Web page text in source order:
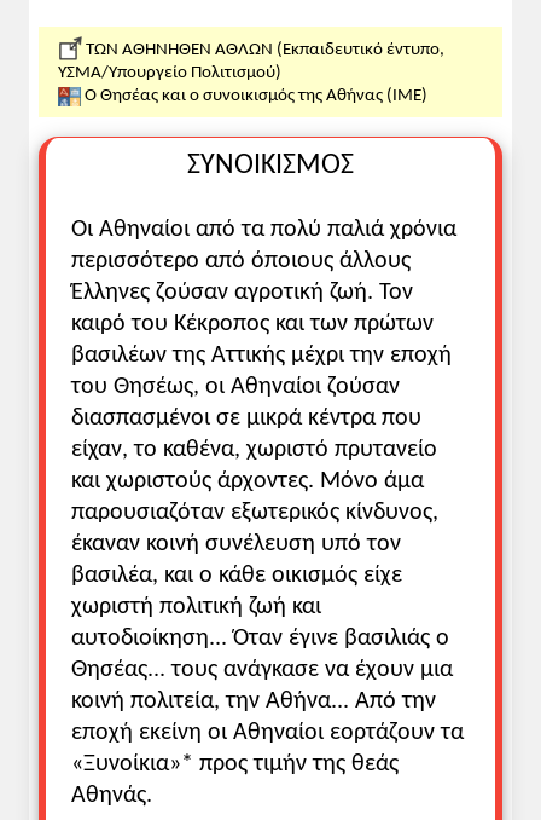
περισσότερο για την Αθήνα, τονΚόδρο
τον Κύλωνα , κ.ά. μπορούν να
διαβάσουνεδώ
Δες στη Βικιπαίδεια για τονΔράκοντα, το
Κυλώνειο άγος
ενότητας© Ναταλία Τζομπανάκη
Δείτεεδώμια εφαρμογή της Ναταλίας
Τζομπανάκη. Δείτε και κατεβάστε το
lapbook σε αρχείοpdf.
Διδακτικές οδηγίες
Σύμφωνα με τις οδηγίες για τη σχολική
χρονιά 2025-26
4. Αθήνα: Από τη βασιλεία στην
αριστοκρατία
5. Αθήνα: Πορεία προς τη δημοκρατία
Προτείνεται ενιαία διδασκαλία των δύο
ενοτήτων, με έμφαση στα ακόλουθα
σημεία:
- Τα πολιτειακά όργανα του αθηναϊκού
αριστοκρατικού πολιτεύματος, σ. 50
- Τα κοινωνικά προβλήματα στην Αθήνα
του 7ουαι. π.Χ. και η πορεία προς την
επίλυσή τους, σσ. 50, 51
ΤΩΝ ΑΘΗΝΗΘΕΝ ΑΘΛΩΝ (Εκπαιδευτικό έντυπο,
ΥΣΜΑ/Υπουργείο Πολιτισμού)
Ο Θησέας και ο συνοικισμός της Αθήνας (ΙΜΕ)
ΣΥΝΟΙΚΙΣΜΟΣ
Οι Αθηναίοι από τα πολύ παλιά χρόνια
περισσότερο από όποιους άλλους
Έλληνες ζούσαν αγροτική ζωή. Τον
καιρό του Κέκροπος και των πρώτων
βασιλέων της Αττικής μέχρι την εποχή
του Θησέως, οι Αθηναίοι ζούσαν
διασπασμένοι σε μικρά κέντρα που
είχαν, το καθένα, χωριστό πρυτανείο
και χωριστούς άρχοντες. Μόνο άμα
παρουσιαζόταν εξωτερικός κίνδυνος,
έκαναν κοινή συνέλευση υπό τον
βασιλέα, και ο κάθε οικισμός είχε
χωριστή πολιτική ζωή και
αυτοδιοίκηση... Όταν έγινε βασιλιάς ο
Θησέας... τους ανάγκασε να έχουν μια
κοινή πολιτεία, την Αθήνα... Από την
εποχή εκείνη οι Αθηναίοι εορτάζουν τα
«Ξυνοίκια»* προς τιμήν της θεάς
Αθηνάς.